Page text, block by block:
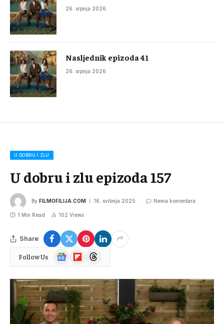
26. srpnja 2026.
Nasljednik epizoda 41
26. srpnja 2026.
U DOBRU I ZLU
U dobru i zlu epizoda 157
By FILMOFILIJA.COM 16. svibnja 2025. Nema komentara
1 Min Read 102 Views
Share
Follow Us
Google
News
FlipboardThreads